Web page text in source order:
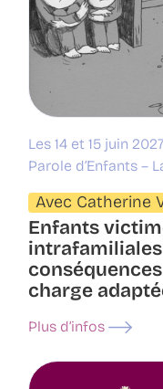
Les 14 et 15 juin 2027
Parole d’Enfants –
Avec Catherine
Enfants
charge
Plus d’infos